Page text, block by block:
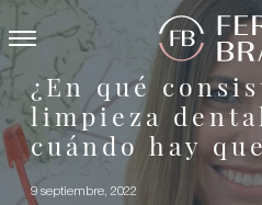
¿En qué
limpieza
cuándo hay
9 septiembre, 2022